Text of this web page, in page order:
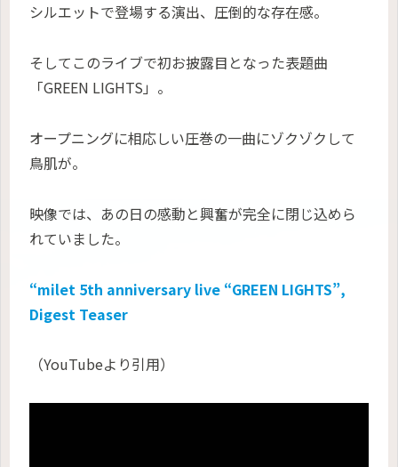
シルエットで登場する演出、圧倒的な存在感。
そしてこのライブで初お披露目となった表題曲
「GREEN LIGHTS」。
オープニングに相応しい圧巻の一曲にゾクゾクして
鳥肌が。
映像では、あの日の感動と興奮が完全に閉じ込めら
れていました。
“milet 5th anniversary live “GREEN LIGHTS”,
Digest Teaser
（YouTubeより引用）